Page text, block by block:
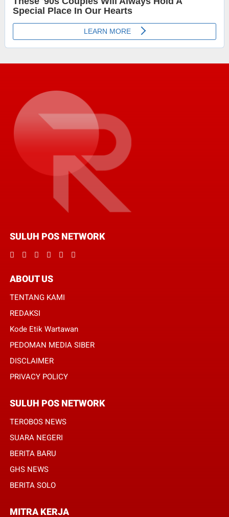
SULUH POS NETWORK
ABOUT US
TENTANG KAMI
REDAKSI
Kode Etik Wartawan
PEDOMAN MEDIA SIBER
DISCLAIMER
PRIVACY POLICY
SULUH POS NETWORK
TEROBOS NEWS
SUARA NEGERI
BERITA BARU
GHS NEWS
BERITA SOLO
MITRA KERJA